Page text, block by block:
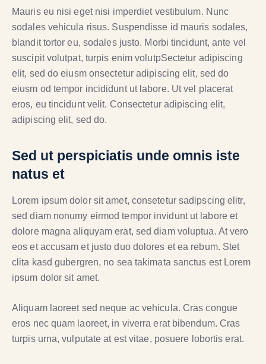
Mauris eu nisi eget nisi imperdiet vestibulum. Nunc
sodales vehicula risus. Suspendisse id mauris sodales,
blandit tortor eu, sodales justo. Morbi tincidunt, ante vel
suscipit volutpat, turpis enim volutpSectetur adipiscing
elit, sed do eiusm onsectetur adipiscing elit, sed do
eiusm od tempor incididunt ut labore. Ut vel placerat
eros, eu tincidunt velit. Consectetur adipiscing elit,
adipiscing elit, sed do.
Sed ut perspiciatis unde omnis iste
natus et
Lorem ipsum dolor sit amet, consetetur sadipscing elitr,
sed diam nonumy eirmod tempor invidunt ut labore et
dolore magna aliquyam erat, sed diam voluptua. At vero
eos et accusam et justo duo dolores et ea rebum. Stet
clita kasd gubergren, no sea takimata sanctus est Lorem
ipsum dolor sit amet.
Aliquam laoreet sed neque ac vehicula. Cras congue
eros nec quam laoreet, in viverra erat bibendum. Cras
turpis urna, vulputate at est vitae, posuere lobortis erat.